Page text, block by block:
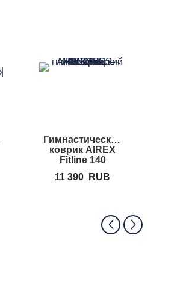
Гимнастический
коврик AIREX
Fitline 140
11 390
RUB